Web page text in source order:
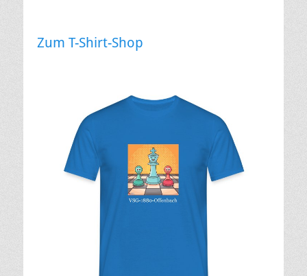
Zum T-Shirt-Shop